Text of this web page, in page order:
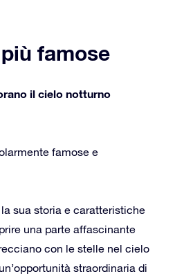
famose
il cielo notturno
famose e
sua storia e caratteristiche
una parte affascinante
con le stelle nel cielo
straordinaria di